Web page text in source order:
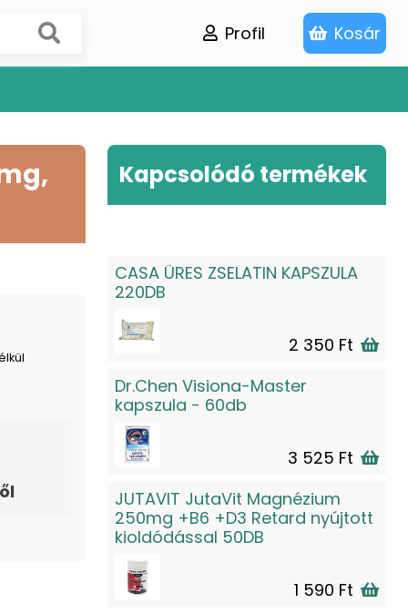
Profil Kosár
Kapcsolódó termékek
CASA ÜRES ZSELATIN KAPSZULA
220DB
2 350 Ft
Dr.Chen Visiona-Master
kapszula - 60db
3 525 Ft
JUTAVIT JutaVit Magnézium
250mg +B6 +D3 Retard nyújtott
kioldódással 50DB
1 590 Ft